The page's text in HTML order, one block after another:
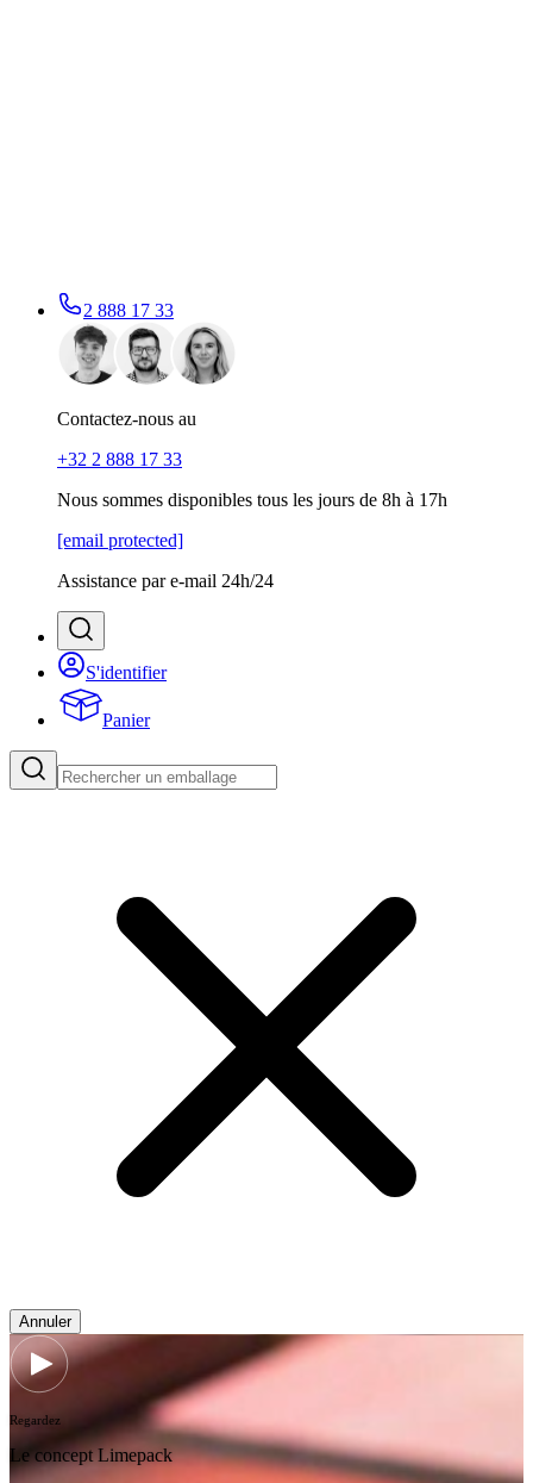
2 888 17 33
Contactez-nous au
+32 2 888 17 33
Nous sommes disponibles tous les jours de 8h à 17h
[email protected]
Assistance par e-mail 24h/24
S'identifier
Panier
Annuler
Regardez
Le concept Limepack